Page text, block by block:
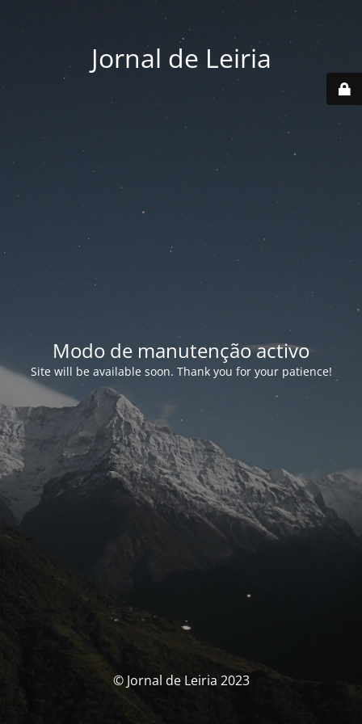
Jornal de Leiria
Modo de manutenção activo
Site will be available soon. Thank you for your patience!
© Jornal de Leiria 2023